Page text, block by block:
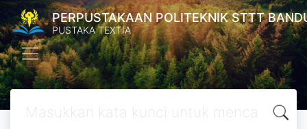
PERPUSTAKAAN POLITEKNIK STTT
PUSTAKA TEXTIA